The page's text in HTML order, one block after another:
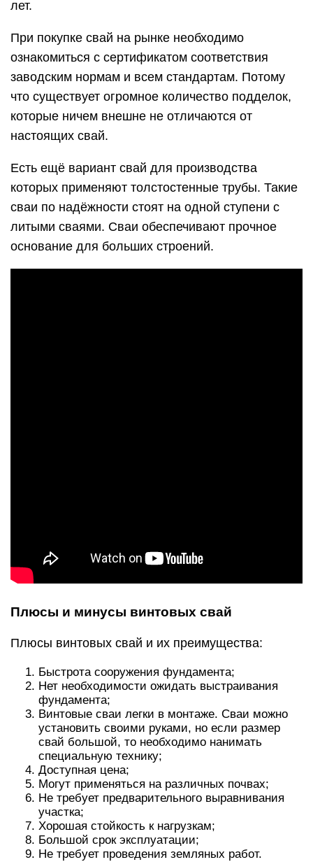
лет.
При покупке свай на рынке необходимо
ознакомиться с сертификатом соответствия
заводским нормам и всем стандартам. Потому
что существует огромное количество подделок,
которые ничем внешне не отличаются от
настоящих свай.
Есть ещё вариант свай для производства
которых применяют толстостенные трубы. Такие
сваи по надёжности стоят на одной ступени с
литыми сваями. Сваи обеспечивают прочное
основание для больших строений.
Плюсы и минусы винтовых свай
Плюсы винтовых свай и их преимущества:
Быстрота сооружения фундамента;
Нет необходимости ожидать выстраивания
фундамента;
Винтовые сваи легки в монтаже. Сваи можно
установить своими руками, но если размер
свай большой, то необходимо нанимать
специальную технику;
Доступная цена;
Могут применяться на различных почвах;
Не требует предварительного выравнивания
участка;
Хорошая стойкость к нагрузкам;
Большой срок эксплуатации;
Не требует проведения земляных работ.